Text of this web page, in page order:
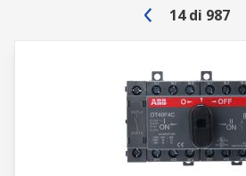
14 di 987